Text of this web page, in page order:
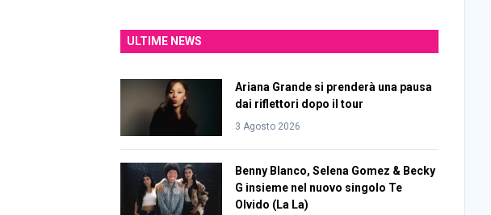
ULTIME NEWS
Ariana Grande si prenderà una pausa
dai riflettori dopo il tour
3 Agosto 2026
Benny Blanco, Selena Gomez & Becky
G insieme nel nuovo singolo Te
Olvido (La La)